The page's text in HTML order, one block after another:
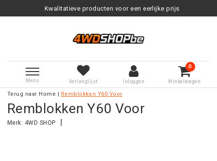
Kwalitatieve producten voor een eerlijke prijs
Menu Verlanglijst Inloggen
0
Winkelwagen
Terug naar Home Remblokken Y60 Voor
Remblokken Y60 Voor
Merk: 4WD SHOP